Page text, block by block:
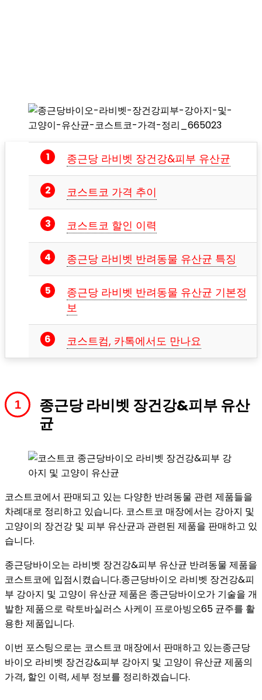
종근당 라비벳 장건강&피부 유산균
코스트코 가격 추이
코스트코 할인 이력
종근당 라비벳 반려동물 유산균 특징
종근당 라비벳 반려동물 유산균 기본정
보
코스트컴, 카톡에서도 만나요
종근당 라비벳 장건강&피부 유산
균
코스트코에서 판매되고 있는 다양한 반려동물 관련 제품들을
차례대로 정리하고 있습니다. 코스트코 매장에서는 강아지 및
고양이의 장건강 및 피부 유산균과 관련된 제품을 판매하고 있
습니다.
종근당바이오는 라비벳 장건강&피부 유산균 반려동물 제품을
코스트코에 입점시켰습니다.종근당바이오 라비벳 장건강&피
부 강아지 및 고양이 유산균 제품은 종근당바이오가 기술을 개
발한 제품으로 락토바실러스 사케이 프로아빙오65 균주를 활
용한 제품입니다.
이번 포스팅으로는 코스트코 매장에서 판매하고 있는종근당
바이오 라비벳 장건강&피부 강아지 및 고양이 유산균 제품의
가격, 할인 이력, 세부 정보를 정리하겠습니다.